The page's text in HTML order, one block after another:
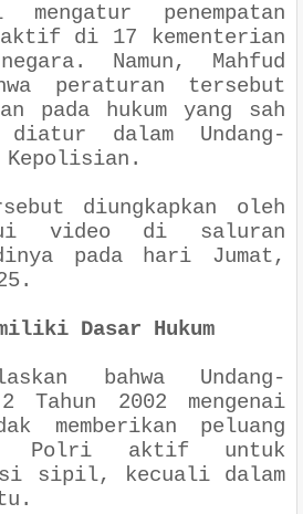
penempatan
di 17 kementerian
Namun, Mahfud
peraturan tersebut
pada hukum yang sah
dalam Undang-
Kepolisian.
diungkapkan oleh
video di saluran
pada hari Jumat,
Dasar Hukum
bahwa Undang-
Tahun 2002 mengenai
memberikan peluang
Polri aktif untuk
sipil, kecuali dalam